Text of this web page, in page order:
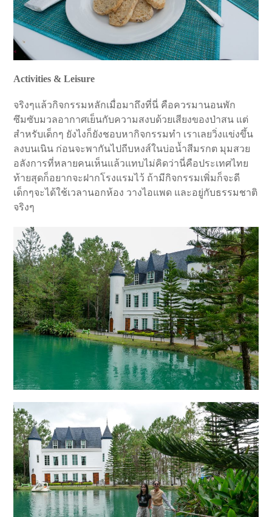
Activities & Leisure
จริงๆแล้วกิจกรรมหลักเมื่อมาถึงที่นี่ คือควรมานอนพัก
ซึมซับมวลอากาศเย็นกับความสงบด้วยเสียงของป่าสน แต่
สำหรับเด็กๆ ยังไงก็ยังชอบหากิจกรรมทำ เราเลยวิ่งแข่งขึ้น
ลงบนเนิน ก่อนจะพากันไปถีบหงส์ในบ่อน้ำสีมรกต มุมสวย
อลังการที่หลายคนเห็นแล้วแทบไม่คิดว่านี่คือประเทศไทย
ท้ายสุดก็อยากจะฝากโรงแรมไว้ ถ้ามีกิจกรรมเพิ่มก็จะดี
เด็กๆจะได้ใช้เวลานอกห้อง วางไอแพด และอยู่กับธรรมชาติ
จริงๆ